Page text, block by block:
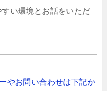
い環境とお話をいただ
やお問い合わせは下記か